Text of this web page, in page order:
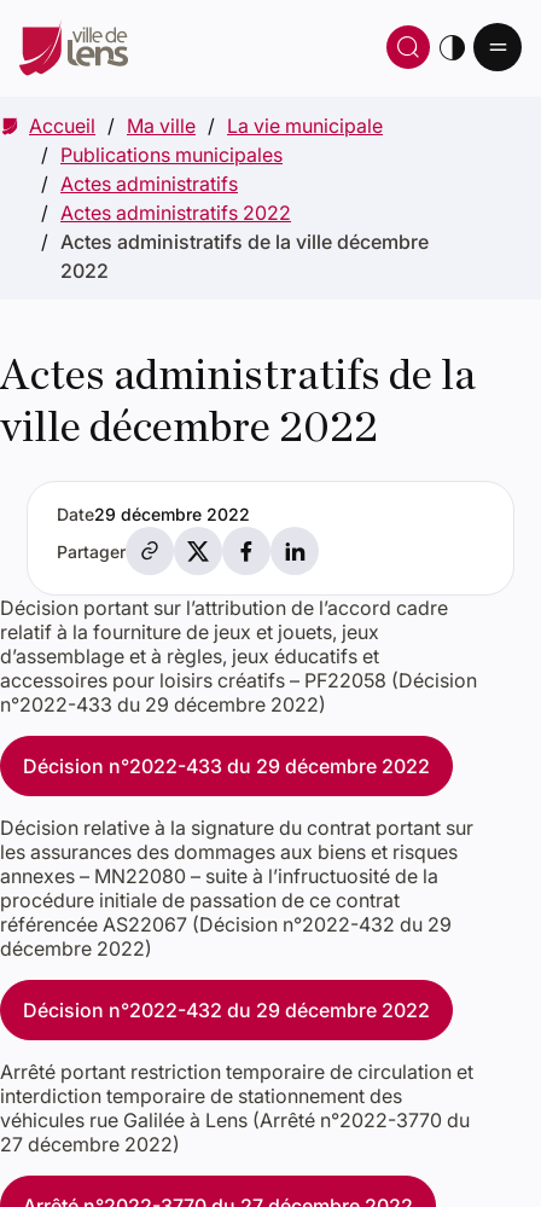
Ouvrir
Accueil Ma ville
La vie municipale
Publications municipales
Actes administratifs
Actes administratifs 2022
Actes administratifs de la ville décembre
2022
Actes administratifs de la
ville décembre 2022
PartagerPartager par e-mail
Partager sur X
Partager sur Facebook
Partager sur LinkedIn
Date29 décembre 2022
Décision portant sur l’attribution de l’accord cadre
relatif à la fourniture de jeux et jouets, jeux
d’assemblage et à règles, jeux éducatifs et
accessoires pour loisirs créatifs – PF22058 (Décision
n°2022-433 du 29 décembre 2022)
Décision n°2022-433 du 29 décembre 2022
Décision relative à la signature du contrat portant sur
les assurances des dommages aux biens et risques
annexes – MN22080 – suite à l’infructuosité de la
procédure initiale de passation de ce contrat
référencée AS22067 (Décision n°2022-432 du 29
décembre 2022)
Décision n°2022-432 du 29 décembre 2022
Arrêté portant restriction temporaire de circulation et
interdiction temporaire de stationnement des
véhicules rue Galilée à Lens (Arrêté n°2022-3770 du
27 décembre 2022)